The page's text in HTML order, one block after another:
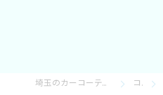
埼玉のカーコーティングならPOLARIS カーコーティング コラム